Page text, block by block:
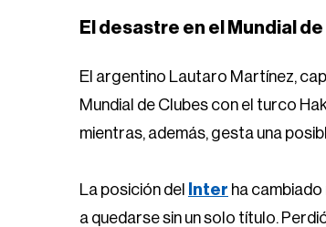
El desastre en el Mundial
El argentino Lautaro Martínez,
Mundial de Clubes con el turco
mientras, además, gesta una
La posición del Inter ha
a quedarse sin un solo título.